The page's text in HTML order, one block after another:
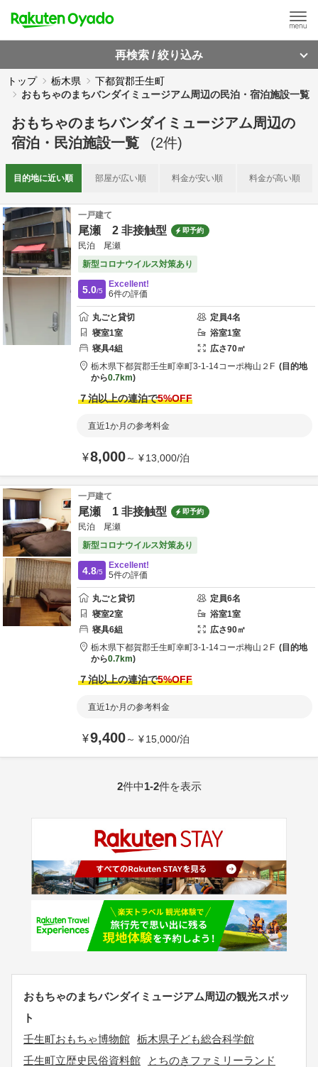
再検索 / 絞り込み
トップ 栃木県
下都賀郡壬生町
おもちゃのまちバンダイミュージアム周辺の民泊・宿泊施設一覧
おもちゃのまちバンダイミュージアム周辺の
宿泊・民泊施設一覧
(2件)
目的地に近い順 部屋が広い順 料金が安い順 料金が高い順
一戸建て
尾瀬 2 非接触型 即予約
民泊 尾瀬
新型コロナウイルス対策あり
5.0/5
Excellent!
6件の評価
丸ごと貸切 定員4名
寝室1室 浴室1室
寝具4組 広さ70㎡
栃木県下都賀郡壬生町幸町3-1-14コーポ梅山２F
目的地
から0.7km
７泊以上の連泊で5%OFF
直近1か月の参考料金
¥8,000～ ¥13,000/泊
一戸建て
尾瀬 1 非接触型 即予約
民泊 尾瀬
新型コロナウイルス対策あり
4.8/5
Excellent!
5件の評価
丸ごと貸切 定員6名
寝室2室 浴室1室
寝具6組 広さ90㎡
栃木県下都賀郡壬生町幸町3-1-14コーポ梅山２F
目的地
から0.7km
７泊以上の連泊で5%OFF
直近1か月の参考料金
¥9,400～ ¥15,000/泊
2件中1-2件を表示
おもちゃのまちバンダイミュージアム周辺の観光スポッ
ト
壬生町おもちゃ博物館 栃木県子ども総合科学館
壬生町立歴史民俗資料館
とちのきファミリーランド